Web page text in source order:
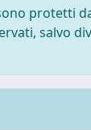
protetti
salvo